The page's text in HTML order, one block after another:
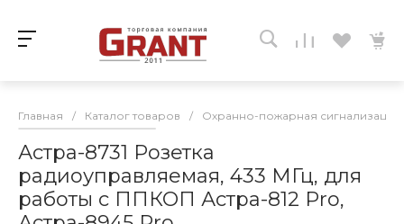
Главная / Каталог товаров / Охранно-пожарная сигнализация
Астра-8731 Розетка
радиоуправляемая, 433 МГц, для
работы с ППКОП Астра-812 Pro,